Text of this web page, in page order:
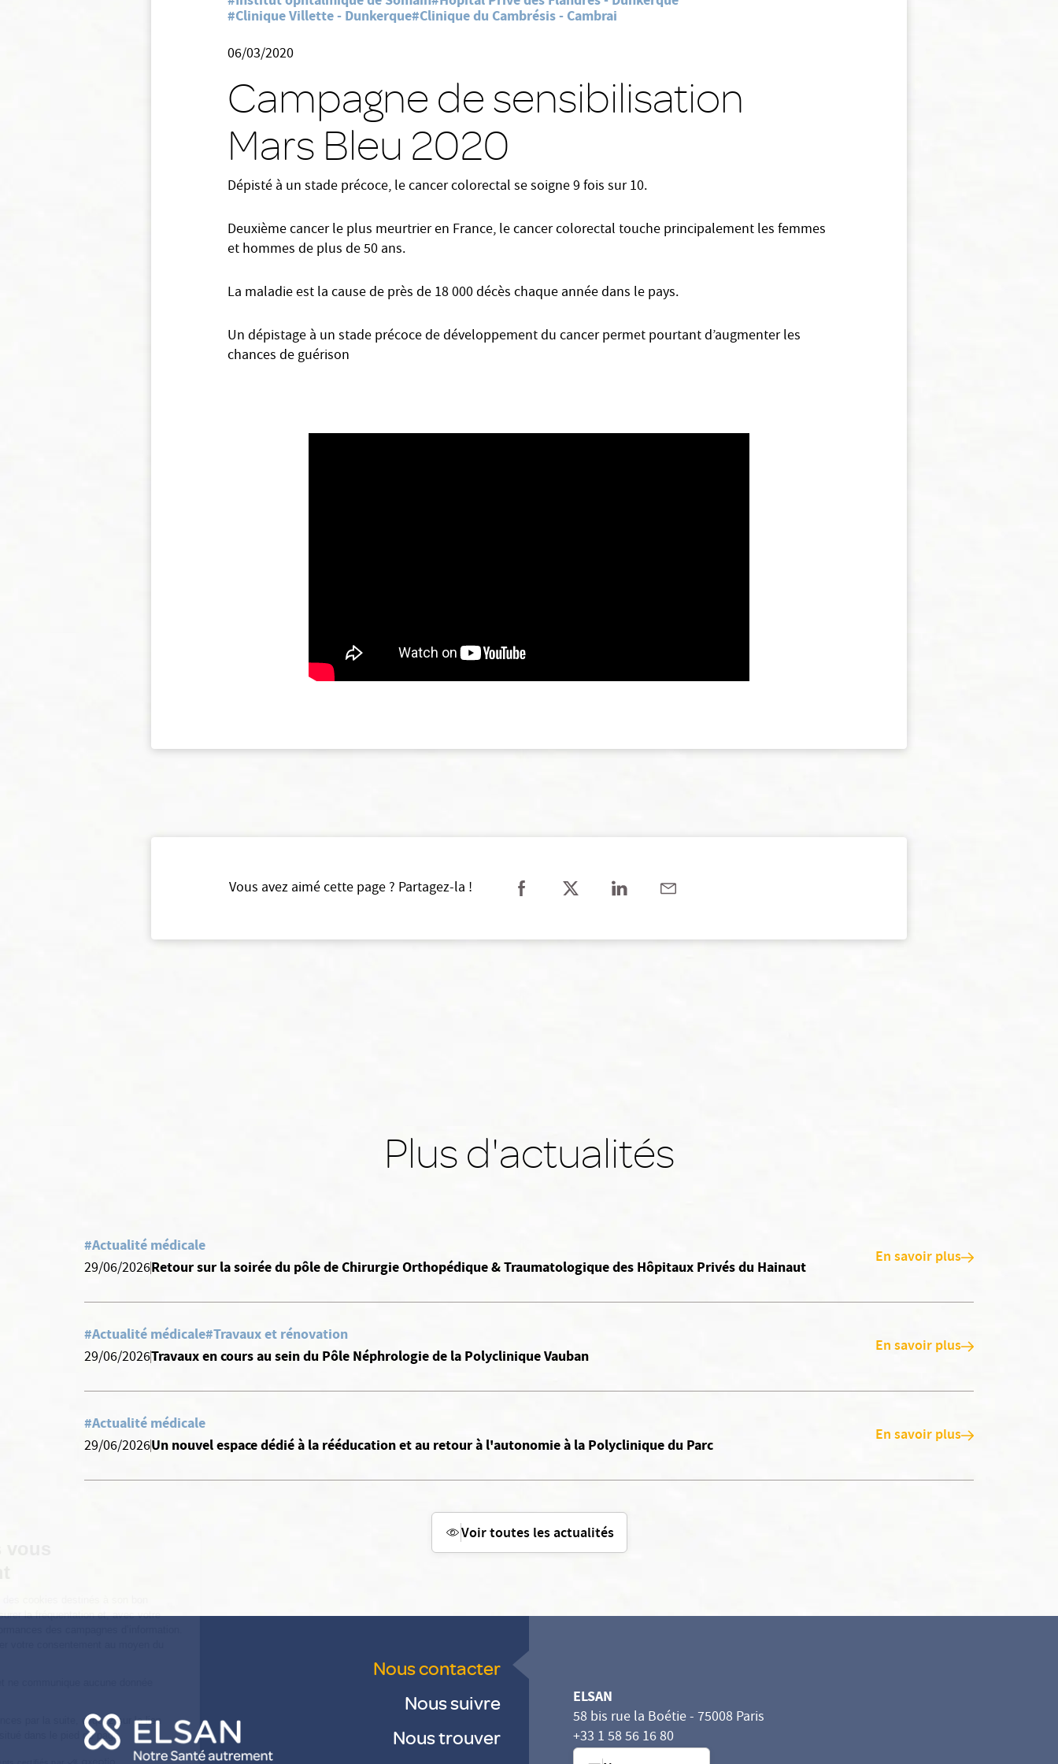
fonctionnement, à en mesurer la fréquentation et, avec votre
Pour modifier vos préférences par la suite, cliquez sur le lien
'Préférences de cookies' situé dans le pied de page.
Consentements certifiés par
#Clinique Villette - Dunkerque#Clinique du Cambrésis - Cambrai
06/03/2020
Campagne de sensibilisation
Mars Bleu 2020
Dépisté à un stade précoce, le cancer colorectal se soigne 9 fois sur 10.
Deuxième cancer le plus meurtrier en France, le cancer colorectal touche principalement les femmes
et hommes de plus de 50 ans.
La maladie est la cause de près de 18 000 décès chaque année dans le pays.
Un dépistage à un stade précoce de développement du cancer permet pourtant d’augmenter les
chances de guérison
Vous avez aimé cette page ? Partagez-la !
Plus d'actualités
#Actualité médicale
29/06/2026Retour sur la soirée du pôle de Chirurgie Orthopédique & Traumatologique des Hôpitaux Privés du Hainaut En savoir plus
#Actualité médicale#Travaux et rénovation
29/06/2026Travaux en cours au sein du Pôle Néphrologie de la Polyclinique Vauban En savoir plus
#Actualité médicale
29/06/2026Un nouvel espace dédié à la rééducation et au retour à l'autonomie à la Polyclinique du Parc En savoir plus
Voir toutes les actualités
Nous contacter
Nous suivre
Nous trouver
ELSAN
58 bis rue la Boétie - 75008 Paris
+33 1 58 56 16 80